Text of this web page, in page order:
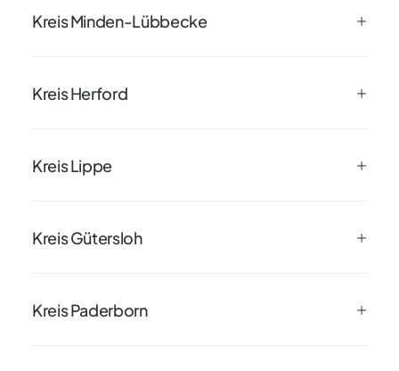
Kreis Minden-Lübbecke
Kreis Herford
Kreis Lippe
Kreis Gütersloh
Kreis Paderborn